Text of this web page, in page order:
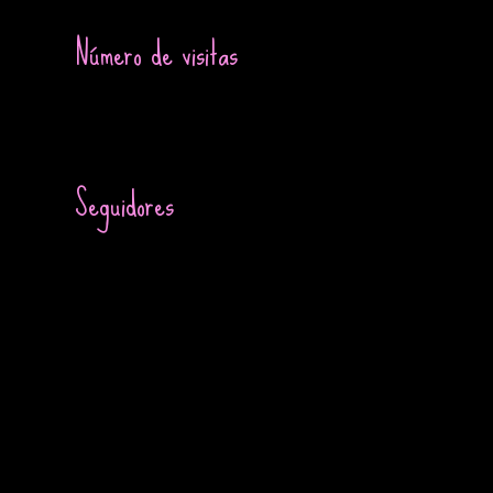
Número de visitas
Seguidores